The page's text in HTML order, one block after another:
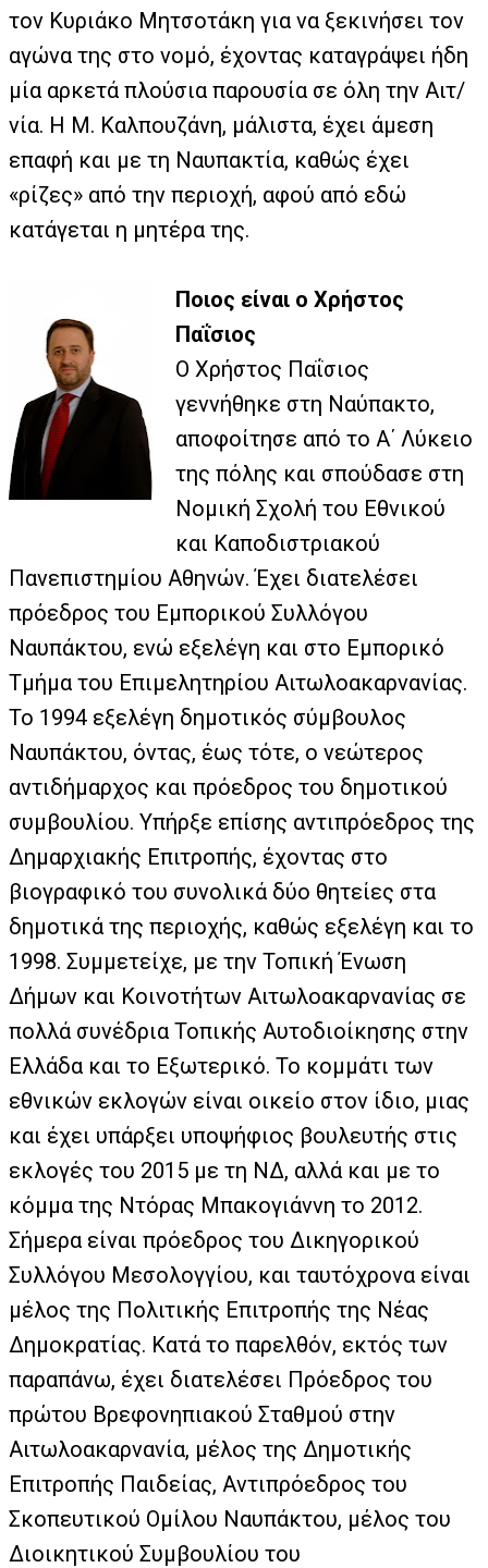
τον Κυριάκο Μητσοτάκη για να ξεκινήσει τον
αγώνα της στο νομό, έχοντας καταγράψει ήδη
μία αρκετά πλούσια παρουσία σε όλη την Αιτ/
νία. Η Μ. Καλπουζάνη, μάλιστα, έχει άμεση
επαφή και με τη Ναυπακτία, καθώς έχει
«ρίζες» από την περιοχή, αφού από εδώ
κατάγεται η μητέρα της.
Ποιος είναι ο Χρήστος
Παΐσιος
Ο Χρήστος Παΐσιος
γεννήθηκε στη Ναύπακτο,
αποφοίτησε από το Α΄ Λύκειο
της πόλης και σπούδασε στη
Νομική Σχολή του Εθνικού
και Καποδιστριακού
Πανεπιστημίου Αθηνών. Έχει διατελέσει
πρόεδρος του Εμπορικού Συλλόγου
Ναυπάκτου, ενώ εξελέγη και στο Εμπορικό
Τμήμα του Επιμελητηρίου Αιτωλοακαρνανίας.
Το 1994 εξελέγη δημοτικός σύμβουλος
Ναυπάκτου, όντας, έως τότε, ο νεώτερος
αντιδήμαρχος και πρόεδρος του δημοτικού
συμβουλίου. Υπήρξε επίσης αντιπρόεδρος της
Δημαρχιακής Επιτροπής, έχοντας στο
βιογραφικό του συνολικά δύο θητείες στα
δημοτικά της περιοχής, καθώς εξελέγη και το
1998. Συμμετείχε, με την Τοπική Ένωση
Δήμων και Κοινοτήτων Αιτωλοακαρνανίας σε
πολλά συνέδρια Τοπικής Αυτοδιοίκησης στην
Ελλάδα και το Εξωτερικό. Το κομμάτι των
εθνικών εκλογών είναι οικείο στον ίδιο, μιας
και έχει υπάρξει υποψήφιος βουλευτής στις
εκλογές του 2015 με τη ΝΔ, αλλά και με το
κόμμα της Ντόρας Μπακογιάννη το 2012.
Σήμερα είναι πρόεδρος του Δικηγορικού
Συλλόγου Μεσολογγίου, και ταυτόχρονα είναι
μέλος της Πολιτικής Επιτροπής της Νέας
Δημοκρατίας. Κατά το παρελθόν, εκτός των
παραπάνω, έχει διατελέσει Πρόεδρος του
πρώτου Βρεφονηπιακού Σταθμού στην
Αιτωλοακαρνανία, μέλος της Δημοτικής
Επιτροπής Παιδείας, Αντιπρόεδρος του
Σκοπευτικού Ομίλου Ναυπάκτου, μέλος του
Διοικητικού Συμβουλίου του